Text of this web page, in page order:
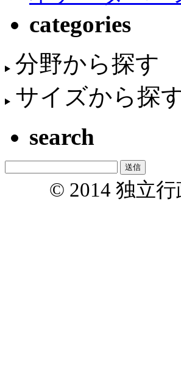
categories
分野から探す
サイズから探
search
© 2014 独立